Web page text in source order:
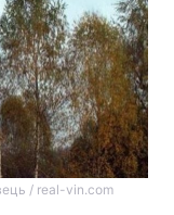
/ real-vin.com